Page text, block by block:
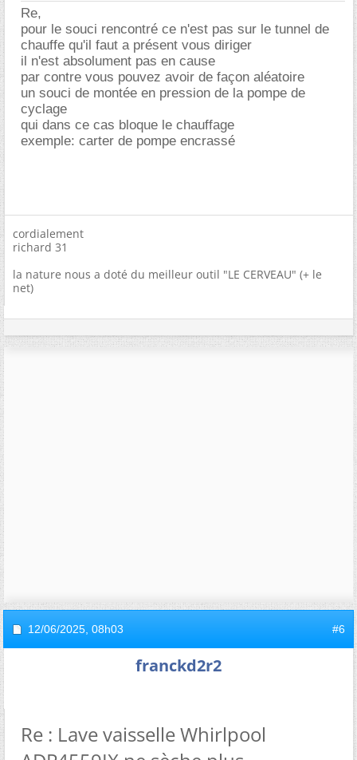
Re,
pour le souci rencontré ce n'est pas sur le tunnel de
chauffe qu'il faut a présent vous diriger
il n'est absolument pas en cause
par contre vous pouvez avoir de façon aléatoire
un souci de montée en pression de la pompe de
cyclage
qui dans ce cas bloque le chauffage
exemple: carter de pompe encrassé
cordialement
richard 31
la nature nous a doté du meilleur outil "LE CERVEAU" (+ le
net)
12/06/2025, 08h03 #6
franckd2r2
Re : Lave vaisselle Whirlpool